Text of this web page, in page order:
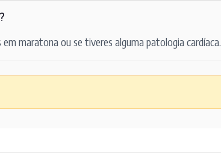
maratona ou se tiveres alguma patologia cardíaca.